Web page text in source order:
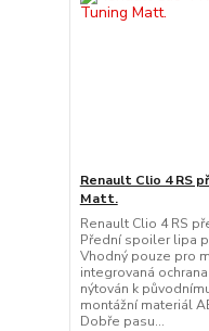
Renault Clio 4 RS
Matt.
Renault Clio 4 RS
Přední spoiler lipa
Vhodný pouze pro
integrovaná
nýtován k
montážní materiál
Dobře pasu...